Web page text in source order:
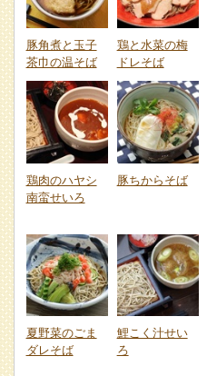
豚角煮と玉子
茶巾の温そば
鶏と水菜の梅
ドレそば
鶏肉のハヤシ
南蛮せいろ
豚ちからそば
夏野菜のごま
ダレそば
鯉こく汁せい
ろ